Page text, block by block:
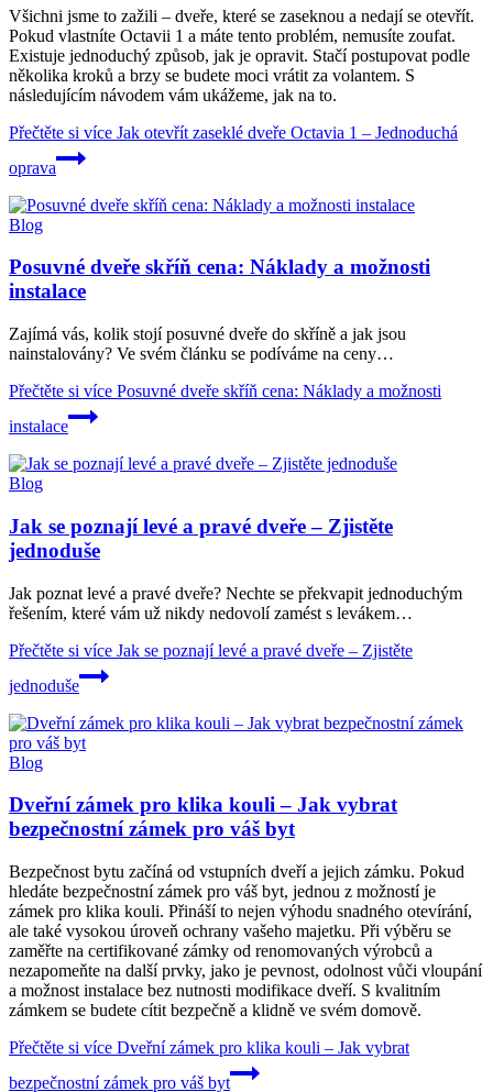
Všichni jsme to zažili – dveře, které se zaseknou a nedají se otevřít.
Pokud vlastníte Octavii 1 a máte tento problém, nemusíte zoufat.
Existuje jednoduchý způsob, jak je opravit. Stačí postupovat podle
několika kroků a brzy se budete moci vrátit za volantem. S
následujícím návodem vám ukážeme, jak na to.
Přečtěte si více Jak otevřít zaseklé dveře Octavia 1 – Jednoduchá
oprava
Blog
Posuvné dveře skříň cena: Náklady a možnosti
instalace
Zajímá vás, kolik stojí posuvné dveře do skříně a jak jsou
nainstalovány? Ve svém článku se podíváme na ceny…
Přečtěte si více Posuvné dveře skříň cena: Náklady a možnosti
instalace
Blog
Jak se poznají levé a pravé dveře – Zjistěte
jednoduše
Jak poznat levé a pravé dveře? Nechte se překvapit jednoduchým
řešením, které vám už nikdy nedovolí zamést s levákem…
Přečtěte si více Jak se poznají levé a pravé dveře – Zjistěte
jednoduše
Blog
Dveřní zámek pro klika kouli – Jak vybrat
bezpečnostní zámek pro váš byt
Bezpečnost bytu začíná od vstupních dveří a jejich zámku. Pokud
hledáte bezpečnostní zámek pro váš byt, jednou z možností je
zámek pro klika kouli. Přináší to nejen výhodu snadného otevírání,
ale také vysokou úroveň ochrany vašeho majetku. Při výběru se
zaměřte na certifikované zámky od renomovaných výrobců a
nezapomeňte na další prvky, jako je pevnost, odolnost vůči vloupání
a možnost instalace bez nutnosti modifikace dveří. S kvalitním
zámkem se budete cítit bezpečně a klidně ve svém domově.
Přečtěte si více Dveřní zámek pro klika kouli – Jak vybrat
bezpečnostní zámek pro váš byt